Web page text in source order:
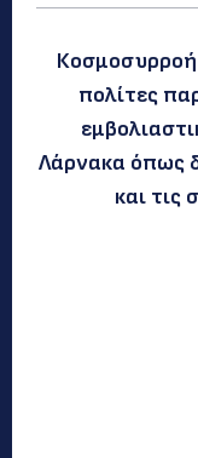
Κοσμοσυρροή
πολίτες
Λάρνακα όπως
και τις